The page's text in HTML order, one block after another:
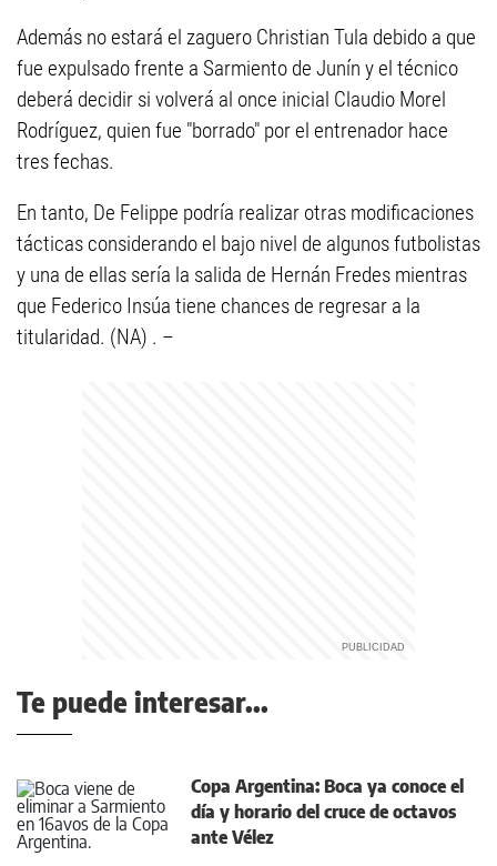
Además no estará el zaguero Christian Tula debido a que
fue expulsado frente a Sarmiento de Junín y el técnico
deberá decidir si volverá al once inicial Claudio Morel
Rodríguez, quien fue "borrado" por el entrenador hace
tres fechas.
En tanto, De Felippe podría realizar otras modificaciones
tácticas considerando el bajo nivel de algunos futbolistas
y una de ellas sería la salida de Hernán Fredes mientras
que Federico Insúa tiene chances de regresar a la
titularidad. (NA) . –
Te puede interesar...
Copa Argentina: Boca ya conoce el
día y horario del cruce de octavos
ante Vélez